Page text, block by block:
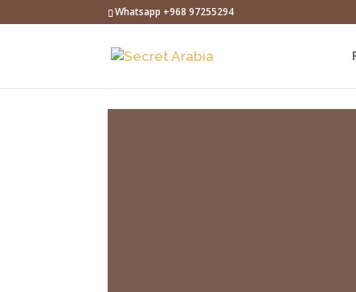
Whatsapp +968 97255294